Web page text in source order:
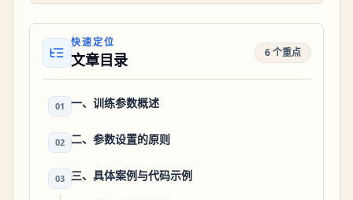
快速定位
文章目录 6 个重点
01 一、训练参数概述
02 二、参数设置的原则
03 三、具体案例与代码示例